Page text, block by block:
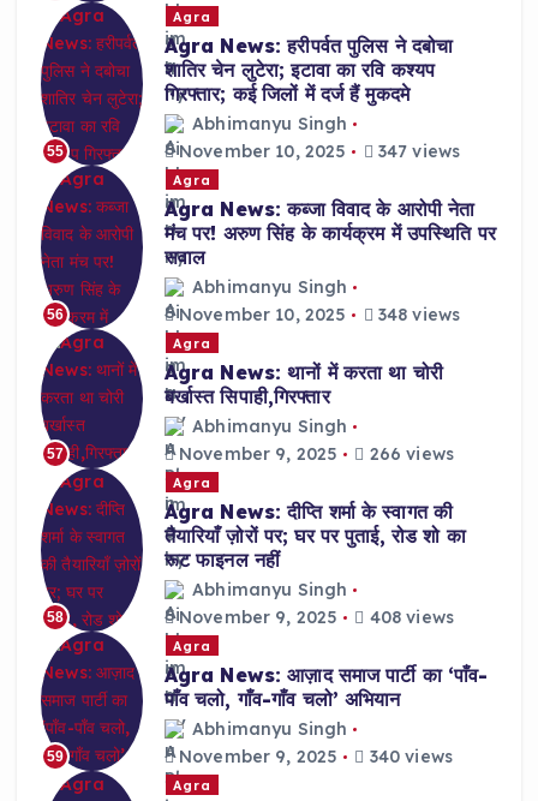
55
Agra
Agra News: हरीपर्वत पुलिस ने दबोचा
शातिर चेन लुटेरा; इटावा का रवि कश्यप
गिरफ्तार; कई जिलों में दर्ज हैं मुकदमे
Abhimanyu Singh
November 10, 2025
347 views
56
Agra
Agra News: कब्जा विवाद के आरोपी नेता
मंच पर! अरुण सिंह के कार्यक्रम में उपस्थिति पर
सवाल
Abhimanyu Singh
November 10, 2025
348 views
57
Agra
Agra News: थानों में करता था चोरी
बर्खास्त सिपाही,गिरफ्तार
Abhimanyu Singh
November 9, 2025
266 views
58
Agra
Agra News: दीप्ति शर्मा के स्वागत की
तैयारियाँ ज़ोरों पर; घर पर पुताई, रोड शो का
रूट फाइनल नहीं
Abhimanyu Singh
November 9, 2025
408 views
59
Agra
Agra News: आज़ाद समाज पार्टी का ‘पाँव-
पाँव चलो, गाँव-गाँव चलो’ अभियान
Abhimanyu Singh
November 9, 2025
340 views
Agra